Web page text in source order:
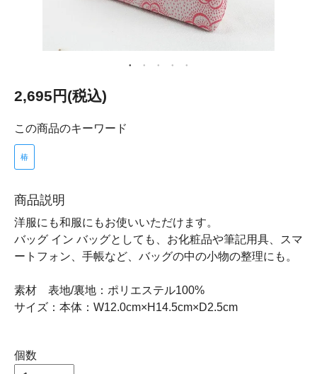
2,695円(税込)
この商品のキーワード
椿
商品説明
洋服にも和服にもお使いいただけます。
バッグ イン バッグとしても、お化粧品や筆記用具、スマ
ートフォン、手帳など、バッグの中の小物の整理にも。
素材 表地/裏地：ポリエステル100%
サイズ：本体：W12.0cm×H14.5cm×D2.5cm
個数